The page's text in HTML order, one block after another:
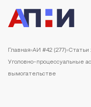
Главная АИ #42 (277) Статьи
Уголовно-процессуальные
вымогательстве